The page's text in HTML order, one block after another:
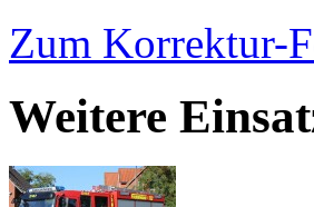
Zum Korrektur-
Weitere